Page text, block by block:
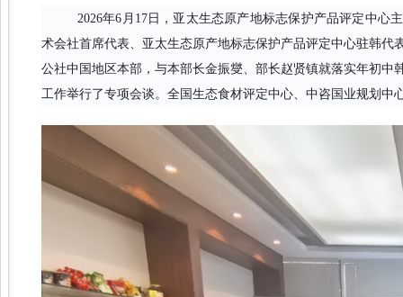
2026年6月17日，亚太生态原产地标志保护产品评定中
术会社首席代表、亚太生态原产地标志保护产品评定中心驻韩
公社中国地区本部，与本部长金振燮、部长赵贤镇就落实年初
工作举行了专项会谈。全国生态食材评定中心、中咨国业规划中